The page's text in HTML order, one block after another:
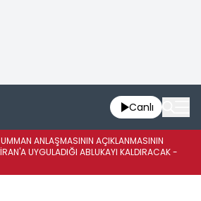
Canlı
ANLAŞMASININ AÇIKLANMASININ
UYGULADIĞI ABLUKAYI KALDIRACAK -